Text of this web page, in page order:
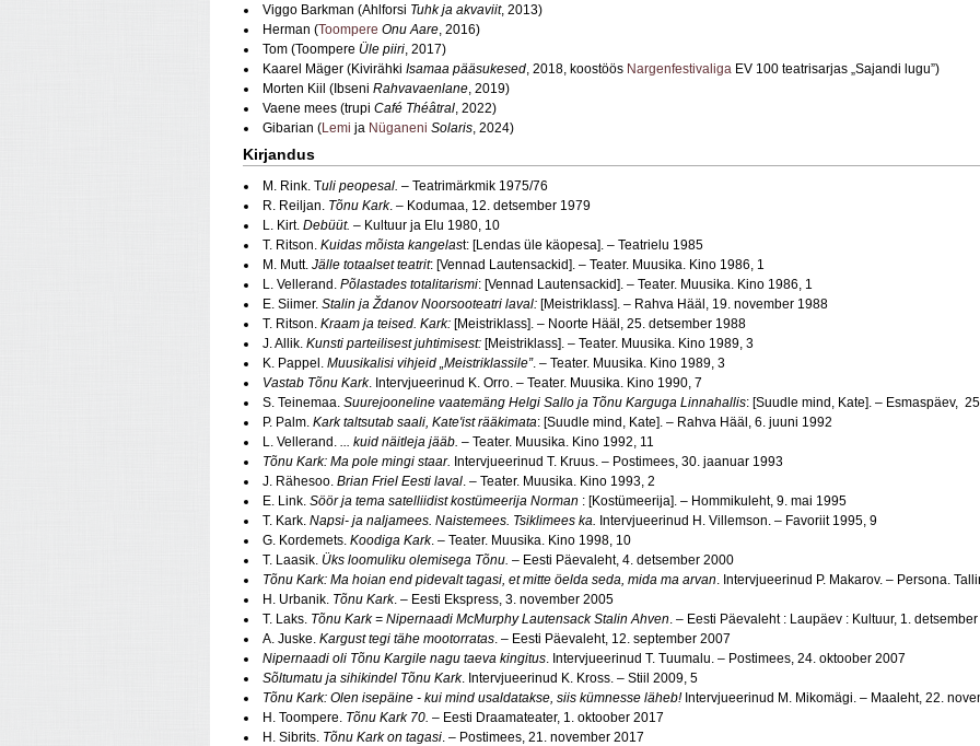
Viggo Barkman (Ahlforsi Tuhk ja akvaviit, 2013)
Herman (Toompere Onu Aare, 2016)
Tom (Toompere Üle piiri, 2017)
Kaarel Mäger (Kivirähki Isamaa pääsukesed, 2018, koostöös Nargenfestivaliga EV 100 teatrisarjas „Sajandi lugu”)
Morten Kiil (Ibseni Rahvavaenlane, 2019)
Vaene mees (trupi Café Théâtral, 2022)
Gibarian (Lemi ja Nüganeni Solaris, 2024)
Kirjandus
M. Rink. Tuli peopesal. – Teatrimärkmik 1975/76
R. Reiljan. Tõnu Kark. – Kodumaa, 12. detsember 1979
L. Kirt. Debüüt. – Kultuur ja Elu 1980, 10
T. Ritson. Kuidas mõista kangelast: [Lendas üle käopesa]. – Teatrielu 1985
M. Mutt. Jälle totaalset teatrit: [Vennad Lautensackid]. – Teater. Muusika. Kino 1986, 1
L. Vellerand. Põlastades totalitarismi: [Vennad Lautensackid]. – Teater. Muusika. Kino 1986, 1
E. Siimer. Stalin ja Ždanov Noorsooteatri laval: [Meistriklass]. – Rahva Hääl, 19. november 1988
T. Ritson. Kraam ja teised. Kark: [Meistriklass]. – Noorte Hääl, 25. detsember 1988
J. Allik. Kunsti parteilisest juhtimisest: [Meistriklass]. – Teater. Muusika. Kino 1989, 3
K. Pappel. Muusikalisi vihjeid „Meistriklassile”. – Teater. Muusika. Kino 1989, 3
Vastab Tõnu Kark. Intervjueerinud K. Orro. – Teater. Muusika. Kino 1990, 7
S. Teinemaa. Suurejooneline vaatemäng Helgi Sallo ja Tõnu Karguga Linnahallis: [Suudle mind, Kate]. – Esmaspäev,
P. Palm. Kark taltsutab saali, Kate'ist rääkimata: [Suudle mind, Kate]. – Rahva Hääl, 6. juuni 1992
L. Vellerand. ... kuid näitleja jääb. – Teater. Muusika. Kino 1992, 11
Tõnu Kark: Ma pole mingi staar. Intervjueerinud T. Kruus. – Postimees, 30. jaanuar 1993
J. Rähesoo. Brian Friel Eesti laval. – Teater. Muusika. Kino 1993, 2
E. Link. Söör ja tema satelliidist kostümeerija Norman : [Kostümeerija]. – Hommikuleht, 9. mai 1995
T. Kark. Napsi- ja naljamees. Naistemees. Tsiklimees ka. Intervjueerinud H. Villemson. – Favoriit 1995, 9
G. Kordemets. Koodiga Kark. – Teater. Muusika. Kino 1998, 10
T. Laasik. Üks loomuliku olemisega Tõnu. – Eesti Päevaleht, 4. detsember 2000
Tõnu Kark: Ma hoian end pidevalt tagasi, et mitte öelda seda, mida ma arvan. Intervjueerinud P. Makarov. – Persona.
H. Urbanik. Tõnu Kark. – Eesti Ekspress, 3. november 2005
T. Laks. Tõnu Kark = Nipernaadi McMurphy Lautensack Stalin Ahven. – Eesti Päevaleht : Laupäev : Kultuur, 1.
A. Juske. Kargust tegi tähe mootorratas. – Eesti Päevaleht, 12. september 2007
Nipernaadi oli Tõnu Kargile nagu taeva kingitus. Intervjueerinud T. Tuumalu. – Postimees, 24. oktoober 2007
Sõltumatu ja sihikindel Tõnu Kark. Intervjueerinud K. Kross. – Stiil 2009, 5
Tõnu Kark: Olen isepäine - kui mind usaldatakse, siis kümnesse läheb!Intervjueerinud M. Mikomägi. – Maaleht, 22.
H. Toompere. Tõnu Kark 70. – Eesti Draamateater, 1. oktoober 2017
H. Sibrits. Tõnu Kark on tagasi. – Postimees, 21. november 2017